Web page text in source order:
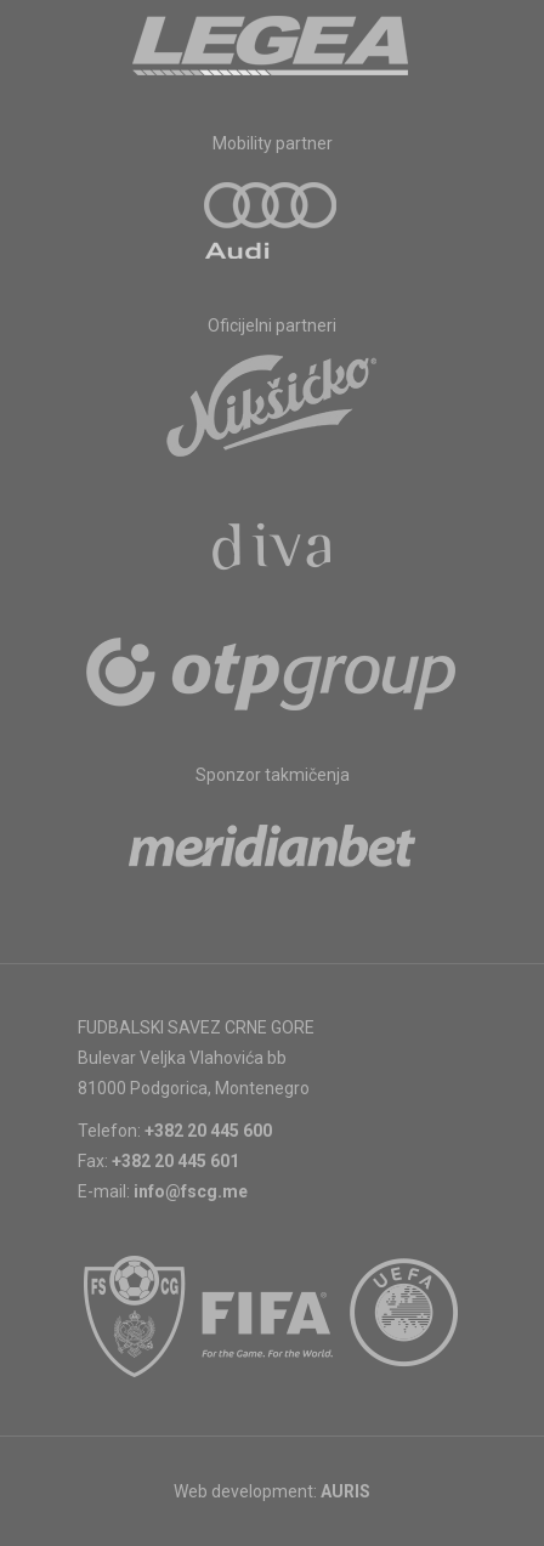
Mobility partner
Oficijelni partneri
Sponzor takmičenja
FUDBALSKI SAVEZ CRNE GORE
Bulevar Veljka Vlahovića bb
81000 Podgorica, Montenegro
Telefon: +382 20 445 600
Fax: +382 20 445 601
E-mail: info@fscg.me
Web development: AURIS